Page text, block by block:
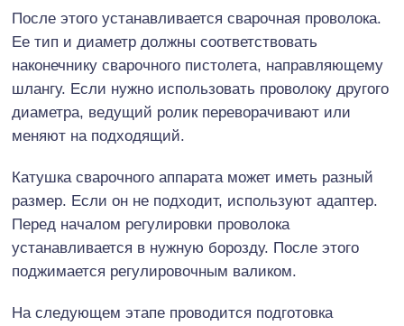
После этого устанавливается сварочная проволока.
Ее тип и диаметр должны соответствовать
наконечнику сварочного пистолета, направляющему
шлангу. Если нужно использовать проволоку другого
диаметра, ведущий ролик переворачивают или
меняют на подходящий.
Катушка сварочного аппарата может иметь разный
размер. Если он не подходит, используют адаптер.
Перед началом регулировки проволока
устанавливается в нужную борозду. После этого
поджимается регулировочным валиком.
На следующем этапе проводится подготовка